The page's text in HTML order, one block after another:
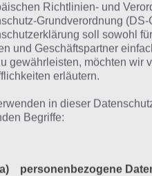
solltest du dich in
Auch wenn du bereits
haben solltest, bringt
oder vor uns
ist es bei Lara Croft
2). Daher solltest du dir
diese kehren häufig
Richtlinien- und
Grundverordnung
soll sowohl
und Geschäftspartner
gewährleisten, möchten wir
erläutern.
in dieser
Begriffe:
a) personenbezogene